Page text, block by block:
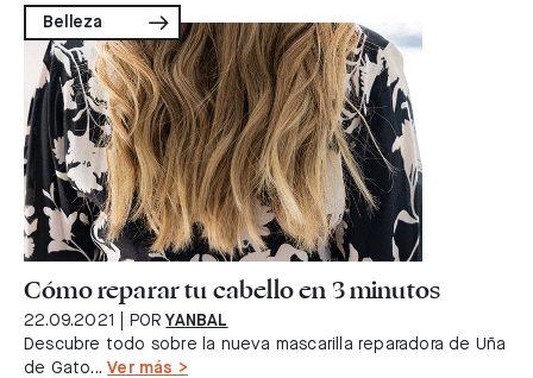
Belleza
Cómo reparar tu cabello en 3 minutos
22.09.2021 | POR YANBAL
Descubre todo sobre la nueva mascarilla reparadora de Uña
de Gato...Ver más >